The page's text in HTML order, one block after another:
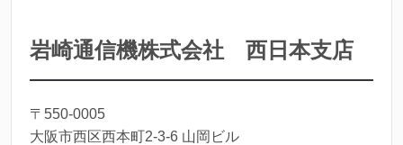
岩崎通信機株式会社 西日本支店
〒550-0005
大阪市西区西本町2-3-6 山岡ビル